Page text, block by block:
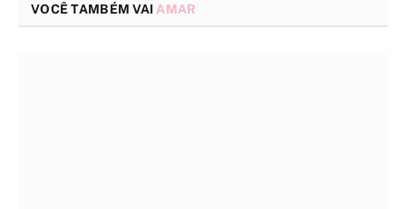
VOCÊ TAMBÉM VAI AMAR